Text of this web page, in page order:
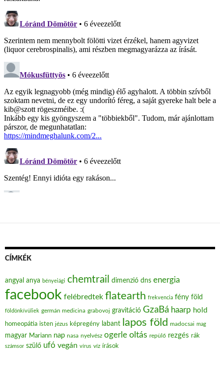
CÍMKÉK
angyal anya bényeiági chemtrail dimenzió dns energia
facebook felébredtek flatearth frekvencia fény föld
földönkívüliek germán medicina grabovoj gravitáció GzaBá haarp hold
homeopátia isten jézus képregény labant lapos föld madocsai mag
magyar Mariann nap nasa nyelvész ogerle oltás repülő rezgés rák
számsor szülő ufó vegán vírus víz írások